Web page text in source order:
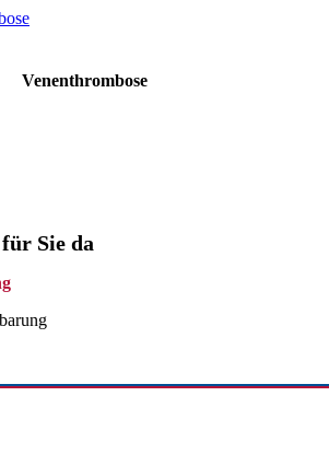
Venenthrombose
Sie da